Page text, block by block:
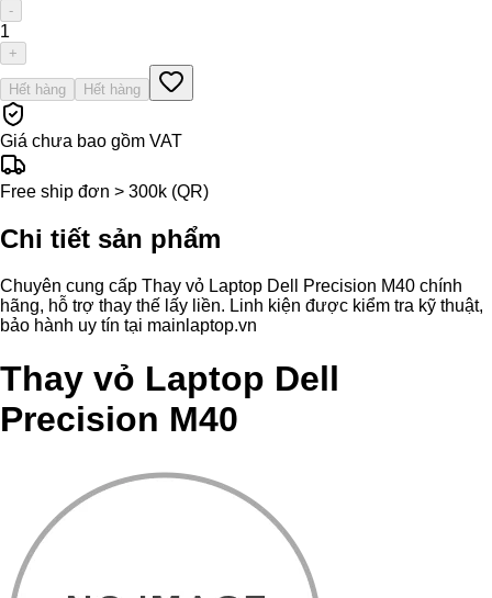
-
1
+
Hết hàng Hết hàng
Giá chưa bao gồm VAT
Free ship đơn > 300k (QR)
Chi tiết sản phẩm
Chuyên cung cấp Thay vỏ Laptop Dell Precision M40 chính
hãng, hỗ trợ thay thế lấy liền. Linh kiện được kiểm tra kỹ thuật,
bảo hành uy tín tại mainlaptop.vn
Thay vỏ Laptop Dell
Precision M40